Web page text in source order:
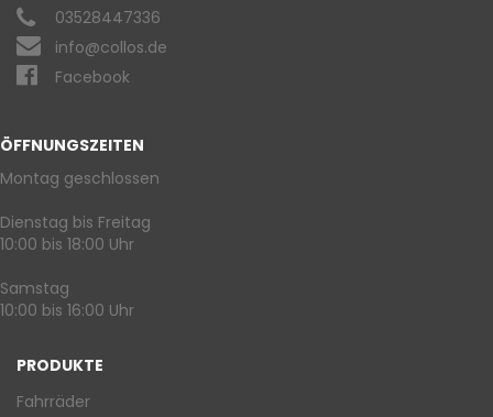
03528447336
info@collos.de
Facebook
ÖFFNUNGSZEITEN
Montag geschlossen
Dienstag bis Freitag
10:00 bis 18:00 Uhr
Samstag
10:00 bis 16:00 Uhr
PRODUKTE
Fahrräder